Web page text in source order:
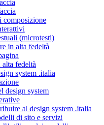
composizione
(microtesti)
in alta fedeltà
fedeltà
system .italia
design system
al design system .italia
di sito e servizi